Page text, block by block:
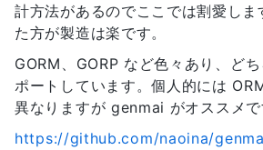
計方法があるのでここでは割愛しま
た方が製造は楽です。
GORM、GORP など色々あり、ど
ポートしています。個人的には
異なりますが genmai がオススメで
https://github.com/naoina/